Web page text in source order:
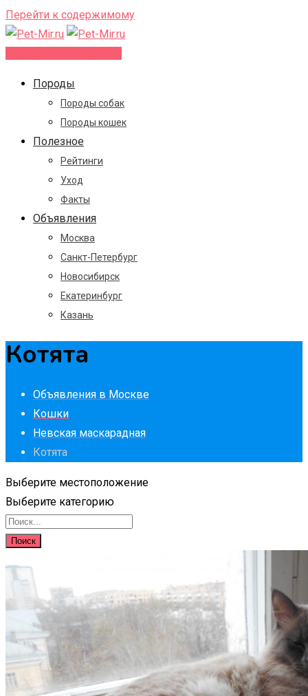
Перейти к содержимому
Породы
Породы собак
Породы кошек
Полезное
Рейтинги
Уход
Факты
Объявления
Москва
Санкт-Петербург
Новосибирск
Екатеринбург
Казань
Котята
Объявления в Москве
Кошки
Невская маскарадная
Котята
Выберите местоположение
Выберите категорию
Поиск